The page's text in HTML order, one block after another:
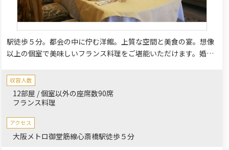
駅徒歩５分。都会の中に佇む洋館。上質な空間と美食の宴。想像
以上の個室で美味しいフランス料理をご堪能いただけます。婚礼
ご宴会をかず多く手掛けております。
収容人数
12部屋 / 個室以外の座席数90席
フランス料理
アクセス
大阪メトロ御堂筋線心斎橋駅徒歩５分